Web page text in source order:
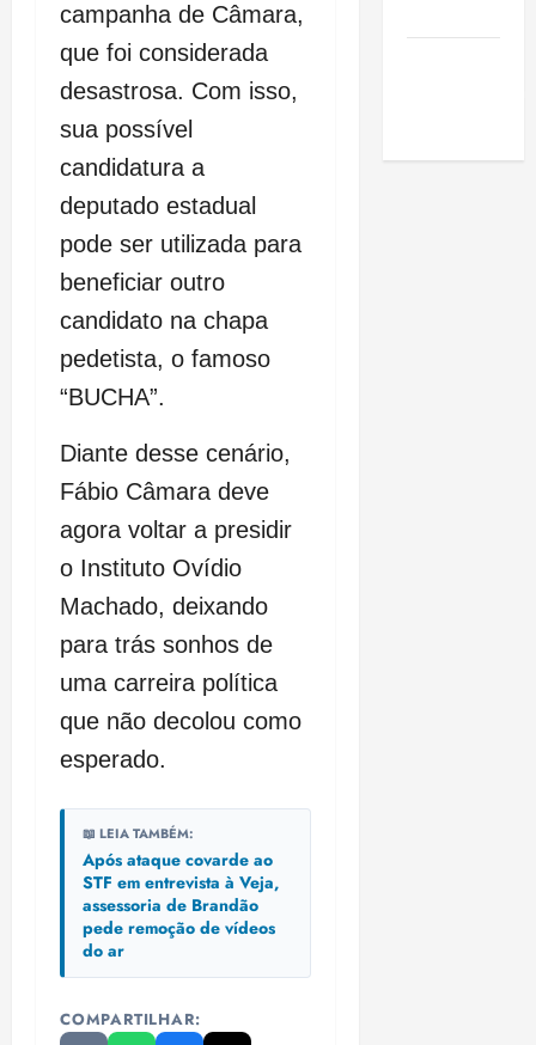
campanha de Câmara,
que foi considerada
desastrosa. Com isso,
sua possível
candidatura a
deputado estadual
pode ser utilizada para
beneficiar outro
candidato na chapa
pedetista, o famoso
“BUCHA”.
Diante desse cenário,
Fábio Câmara deve
agora voltar a presidir
o Instituto Ovídio
Machado, deixando
para trás sonhos de
uma carreira política
que não decolou como
esperado.
📖 LEIA TAMBÉM:
Após ataque covarde ao
STF em entrevista à Veja,
assessoria de Brandão
pede remoção de vídeos
do ar
COMPARTILHAR: